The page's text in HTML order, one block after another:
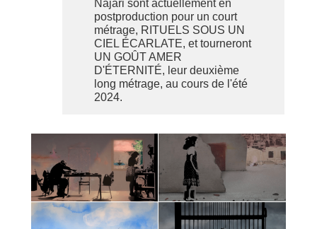
Najari sont actuellement en
postproduction pour un court
métrage, RITUELS SOUS UN
CIEL ÉCARLATE, et tourneront
UN GOÛT AMER
D'ÉTERNITÉ, leur deuxième
long métrage, au cours de l'été
2024.